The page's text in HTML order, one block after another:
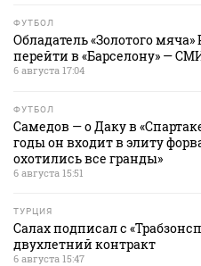
ФУТБОЛ
Обладатель «Золотого мяча»
перейти в «Барселону» —
6 августа 17:04
ФУТБОЛ
Самедов — о Даку в
годы он входит в элиту
охотились все гранды»
6 августа 15:51
ТУРЦИЯ
Салах подписал с
двухлетний контракт
6 августа 15:47